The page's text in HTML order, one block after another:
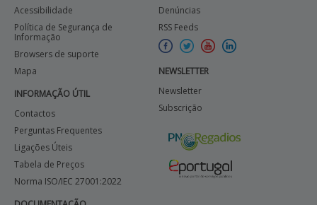
Acessibilidade
Política de Segurança de
Informação
Browsers de suporte
Mapa
INFORMAÇÃO ÚTIL
Contactos
Perguntas Frequentes
Ligações Úteis
Tabela de Preços
Norma ISO/IEC 27001:2022
Denúncias
RSS Feeds
NEWSLETTER
Newsletter
Subscrição